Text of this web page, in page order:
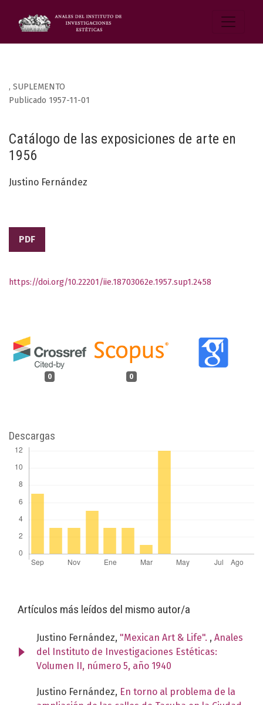
, SUPLEMENTO
Catálogo de las exposiciones de arte en
1956
Publicado 1957-11-01
Justino Fernández
PDF
0 0
https://doi.org/10.22201/iie.18703062e.1957.sup1.2458
Descargas
Artículos más leídos del mismo autor/a
Justino Fernández, "Mexican Art & Life". , Anales
del Instituto de Investigaciones Estéticas:
Volumen II, número 5, año 1940
Justino Fernández, En torno al problema de la